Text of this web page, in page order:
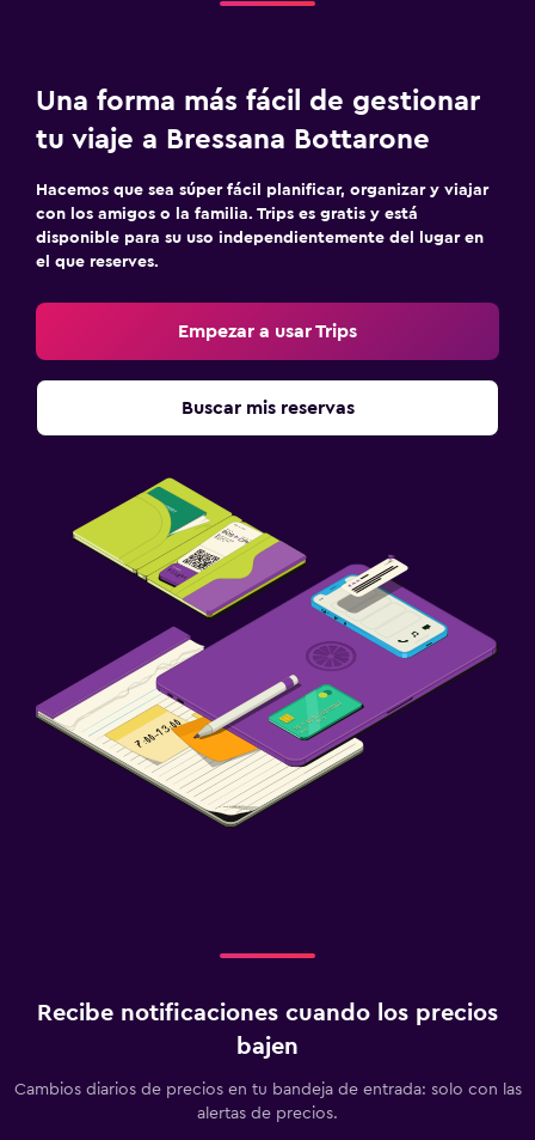
Servicios y facilidades
Minimercado en las instalaciones
Servicio de habitaciones
Estacionamiento y transporte
Traslado al aeropuerto (con cargos)
Estacionamiento privado
Servicio de traslado (cargo adicional)
Accesibilidad y adecuación
Mascotas permitidas bajo consulta (pueden aplicar cargos
Para no fumadores
Almohada sin plumas
Plantas superiores accesibles por escaleras
Armario o clóset
Cuidado de niños o guardería
Una forma más fácil de gestionar
tu viaje a Bressana Bottarone
Hacemos que sea súper fácil planificar, organizar y viajar
con los amigos o la familia. Trips es gratis y está
disponible para su uso independientemente del lugar en
el que reserves.
Empezar a usar Trips
Buscar mis reservas
Recibe notificaciones cuando los precios
bajen
Cambios diarios de precios en tu bandeja de entrada: solo con las
alertas de precios.